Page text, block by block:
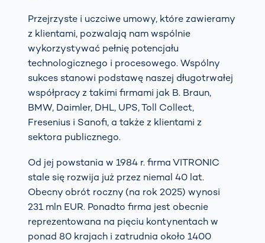
Przejrzyste i uczciwe umowy, które zawieramy
z klientami, pozwalają nam wspólnie
wykorzystywać pełnię potencjału
technologicznego i procesowego. Wspólny
sukces stanowi podstawę naszej długotrwałej
współpracy z takimi firmami jak B. Braun,
BMW, Daimler, DHL, UPS, Toll Collect,
Fresenius i Sanofi, a także z klientami z
sektora publicznego.
Od jej powstania w 1984 r. firma VITRONIC
stale się rozwija już przez niemal 40 lat.
Obecny obrót roczny (na rok 2025) wynosi
231 mln EUR. Ponadto firma jest obecnie
reprezentowana na pięciu kontynentach w
ponad 80 krajach i zatrudnia około 1400